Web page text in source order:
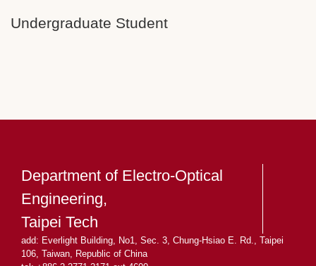
Undergraduate Student
Department of Electro-Optical
Engineering,
Taipei Tech
add: Everlight Building, No1, Sec. 3, Chung-Hsiao E. Rd., Taipei
106, Taiwan, Republic of China